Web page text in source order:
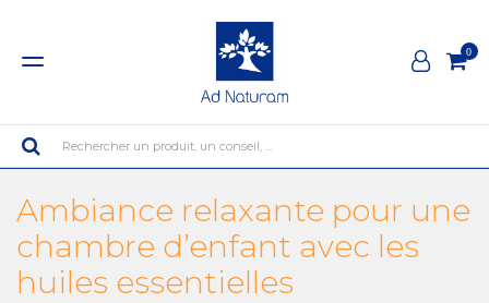
0
Rechercher un produit, un conseil, ...
Ambiance relaxante pour une
chambre d’enfant avec les
huiles essentielles